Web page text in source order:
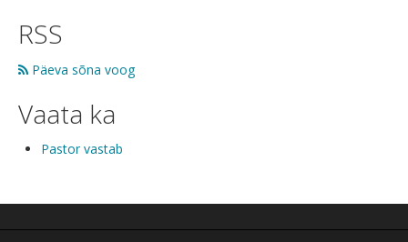
RSS
Päeva sõna voog
Vaata ka
Pastor vastab